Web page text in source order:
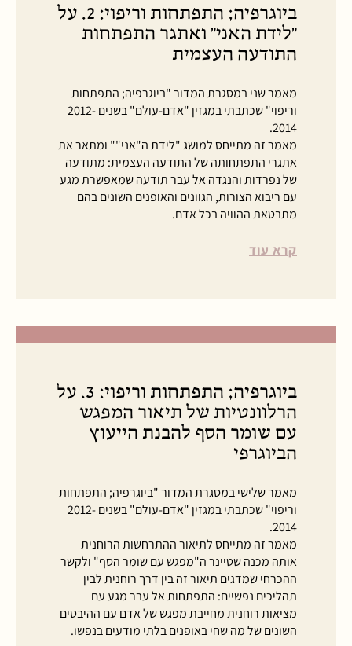
ביוגרפיה; התפתחות וריפוי: 2. על
"לידת האני" ואתגר התפתחות
התודעה העצמית
מאמר שני במסגרת המדור "ביוגרפיה; התפתחות
וריפוי" שכתבתי במגזין "אדם-עולם" בשנים 2012-
2014.
מאמר זה מתייחס למושג "לידת ה"אני"" ומתאר את
אתגרי התפתחותה של התודעה העצמית: מתודעה
של נפרדות והנגדה אל עבר תודעה שמאפשרת מגע
עם ריבוא הצורות, הגוונים והאופנים השונים בהם
מתבטאת ההוויה בכל אדם.
קרא עוד
ביוגרפיה; התפתחות וריפוי: 3. על
הרלוונטיות של תיאור המפגש
עם שומר הסף להבנת הייעוץ
הביוגרפי
מאמר שלישי במסגרת המדור "ביוגרפיה; התפתחות
וריפוי" שכתבתי במגזין "אדם-עולם" בשנים 2012-
2014.
מאמר זה מתייחס לתיאור ההתרחשות הרוחנית
אותה מכנה שטיינר ה"מפגש עם שומר הסף" ולקשר
ההכרחי שמדגים תיאור זה בין דרך רוחנית לבין
תהליכים נפשיים: התפתחות אל עבר מגע עם
מציאות רוחנית מחייבת מפגש של אדם עם ההיבטים
השונים של מה שחי באופנים בלתי מודעים בנפשו.